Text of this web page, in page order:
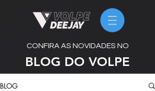
CONFIRA AS NOVIDADES NO
BLOG DO VOLPE
BLOG